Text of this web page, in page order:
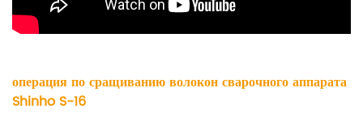
операция по сращиванию волокон сварочного аппарата
Shinho S-16